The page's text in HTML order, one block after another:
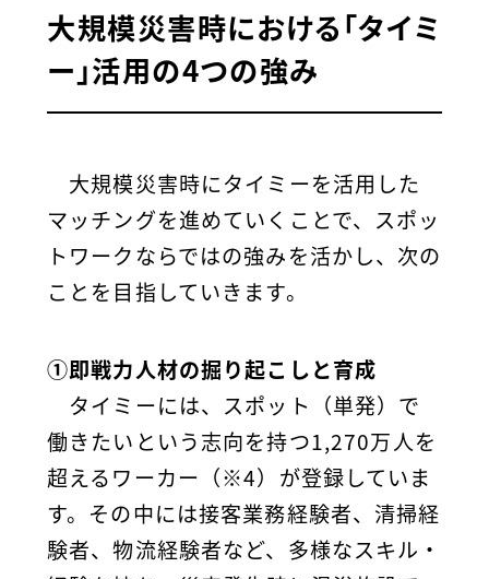
大規模災害時における「タイミ
ー」活用の4つの強み
大規模災害時にタイミーを活用した
マッチングを進めていくことで、スポッ
トワークならではの強みを活かし、次の
ことを目指していきます。
①即戦力人材の掘り起こしと育成
タイミーには、スポット（単発）で
働きたいという志向を持つ1,270万人を
超えるワーカー（※4）が登録していま
す。その中には接客業務経験者、清掃経
験者、物流経験者など、多様なスキル・